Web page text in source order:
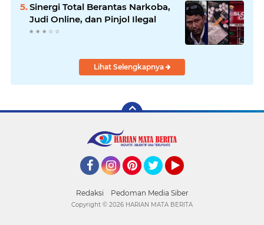
Sinergi Total Berantas Narkoba,
Judi Online, dan Pinjol Ilegal
Lihat Selengkapnya
Redaksi Pedoman Media Siber
Copyright © 2026 HARIAN MATA BERITA